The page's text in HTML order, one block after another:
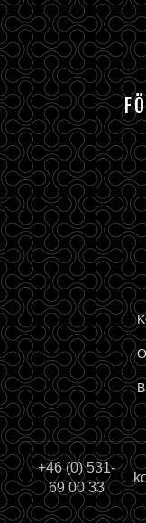
+46 (0) 531-
69 00 33